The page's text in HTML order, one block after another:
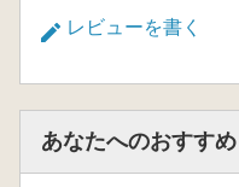
レビューを書く
あなたへのおすすめ